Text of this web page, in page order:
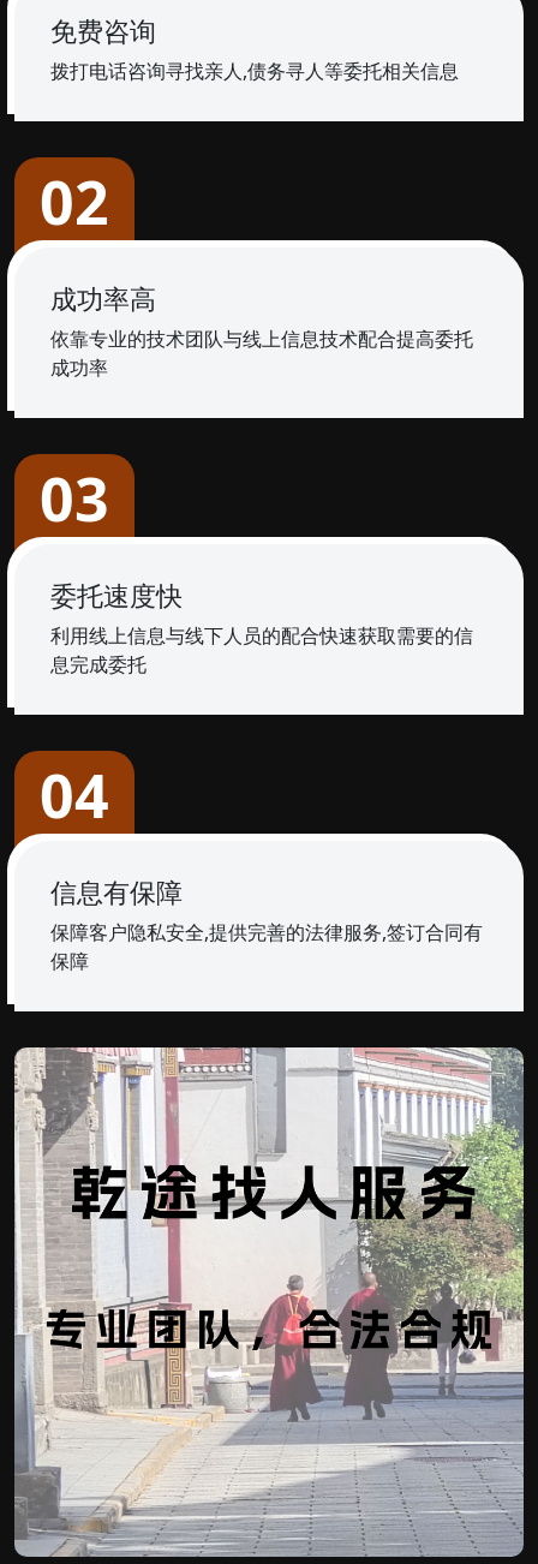
免费咨询
拨打电话咨询寻找亲人,债务寻人等委托相关信息
02
成功率高
依靠专业的技术团队与线上信息技术配合提高委托
成功率
03
委托速度快
利用线上信息与线下人员的配合快速获取需要的信
息完成委托
04
信息有保障
保障客户隐私安全,提供完善的法律服务,签订合同有
保障